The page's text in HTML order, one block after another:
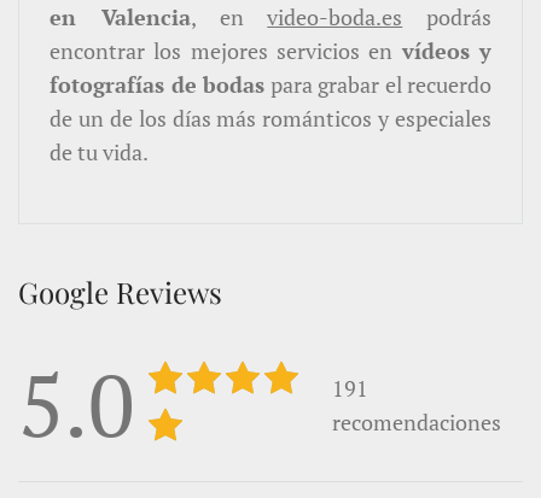
en Valencia, envideo-boda.es podrás
encontrar los mejores servicios en vídeos y
fotografías de bodas para grabar el recuerdo
de un de los días más románticos y especiales
de tu vida.
Google Reviews
5.0
191
recomendaciones